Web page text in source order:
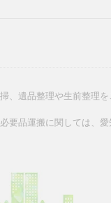
遺品整理や生前整理
品運搬に関しては、